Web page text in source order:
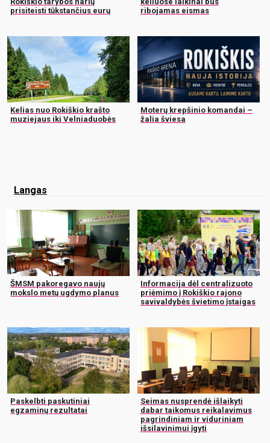
prisiteisti tūkstančius eurų
ribojamas eismas
Kelias nuo Rokiškio krašto
muziejaus iki Velniaduobės
Moterų krepšinio komandai –
žalia šviesa
Langas
ŠMSM pakoregavo naujų
mokslo metų ugdymo planus
Informacija dėl centralizuoto
priėmimo į Rokiškio rajono
savivaldybės švietimo įstaigas
Paskelbti paskutiniai
egzaminų rezultatai
Seimas nusprendė išlaikyti
dabar taikomus reikalavimus
pagrindiniam ir viduriniam
išsilavinimui įgyti